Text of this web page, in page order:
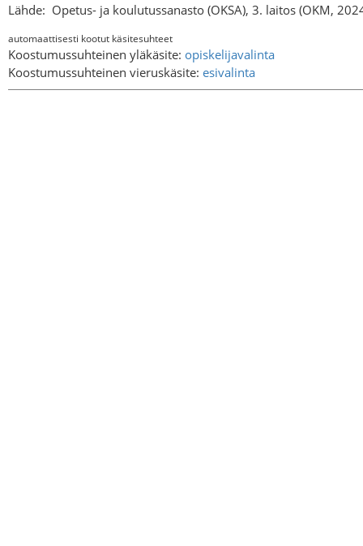
Lähde: Opetus- ja koulutussanasto (OKSA), 3. laitos (OKM,
automaattisesti kootut käsitesuhteet
Koostumussuhteinen yläkäsite: opiskelijavalinta
Koostumussuhteinen vieruskäsite: esivalinta